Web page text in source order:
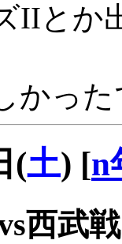
IIとか
かっ
(土) [n
西武戦